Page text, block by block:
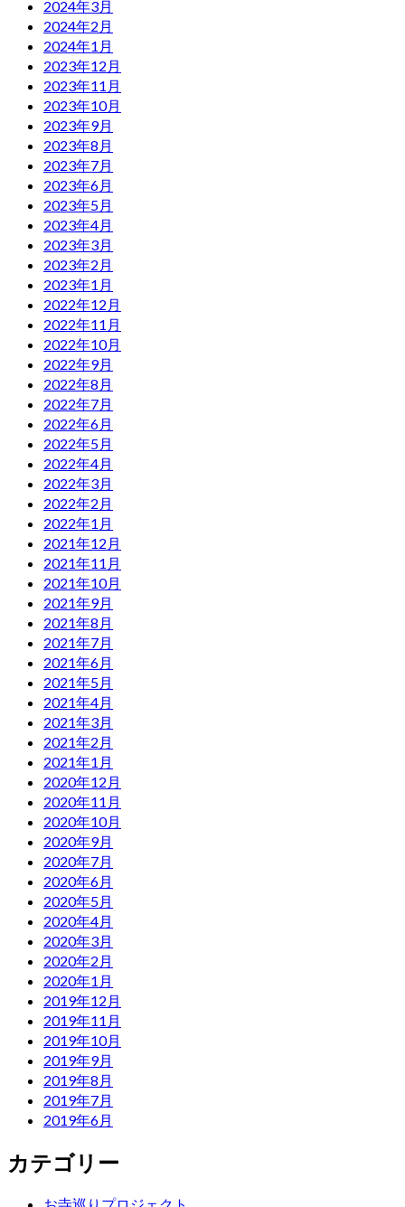
2024年3月
2024年2月
2024年1月
2023年12月
2023年11月
2023年10月
2023年9月
2023年8月
2023年7月
2023年6月
2023年5月
2023年4月
2023年3月
2023年2月
2023年1月
2022年12月
2022年11月
2022年10月
2022年9月
2022年8月
2022年7月
2022年6月
2022年5月
2022年4月
2022年3月
2022年2月
2022年1月
2021年12月
2021年11月
2021年10月
2021年9月
2021年8月
2021年7月
2021年6月
2021年5月
2021年4月
2021年3月
2021年2月
2021年1月
2020年12月
2020年11月
2020年10月
2020年9月
2020年7月
2020年6月
2020年5月
2020年4月
2020年3月
2020年2月
2020年1月
2019年12月
2019年11月
2019年10月
2019年9月
2019年8月
2019年7月
2019年6月
カテゴリー